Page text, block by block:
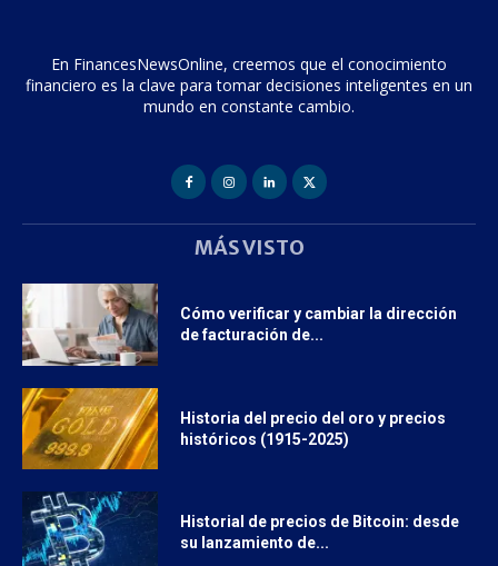
En FinancesNewsOnline, creemos que el conocimiento
financiero es la clave para tomar decisiones inteligentes en un
mundo en constante cambio.
MÁS VISTO
Cómo verificar y cambiar la dirección
de facturación de...
Historia del precio del oro y precios
históricos (1915-2025)
Historial de precios de Bitcoin: desde
su lanzamiento de...